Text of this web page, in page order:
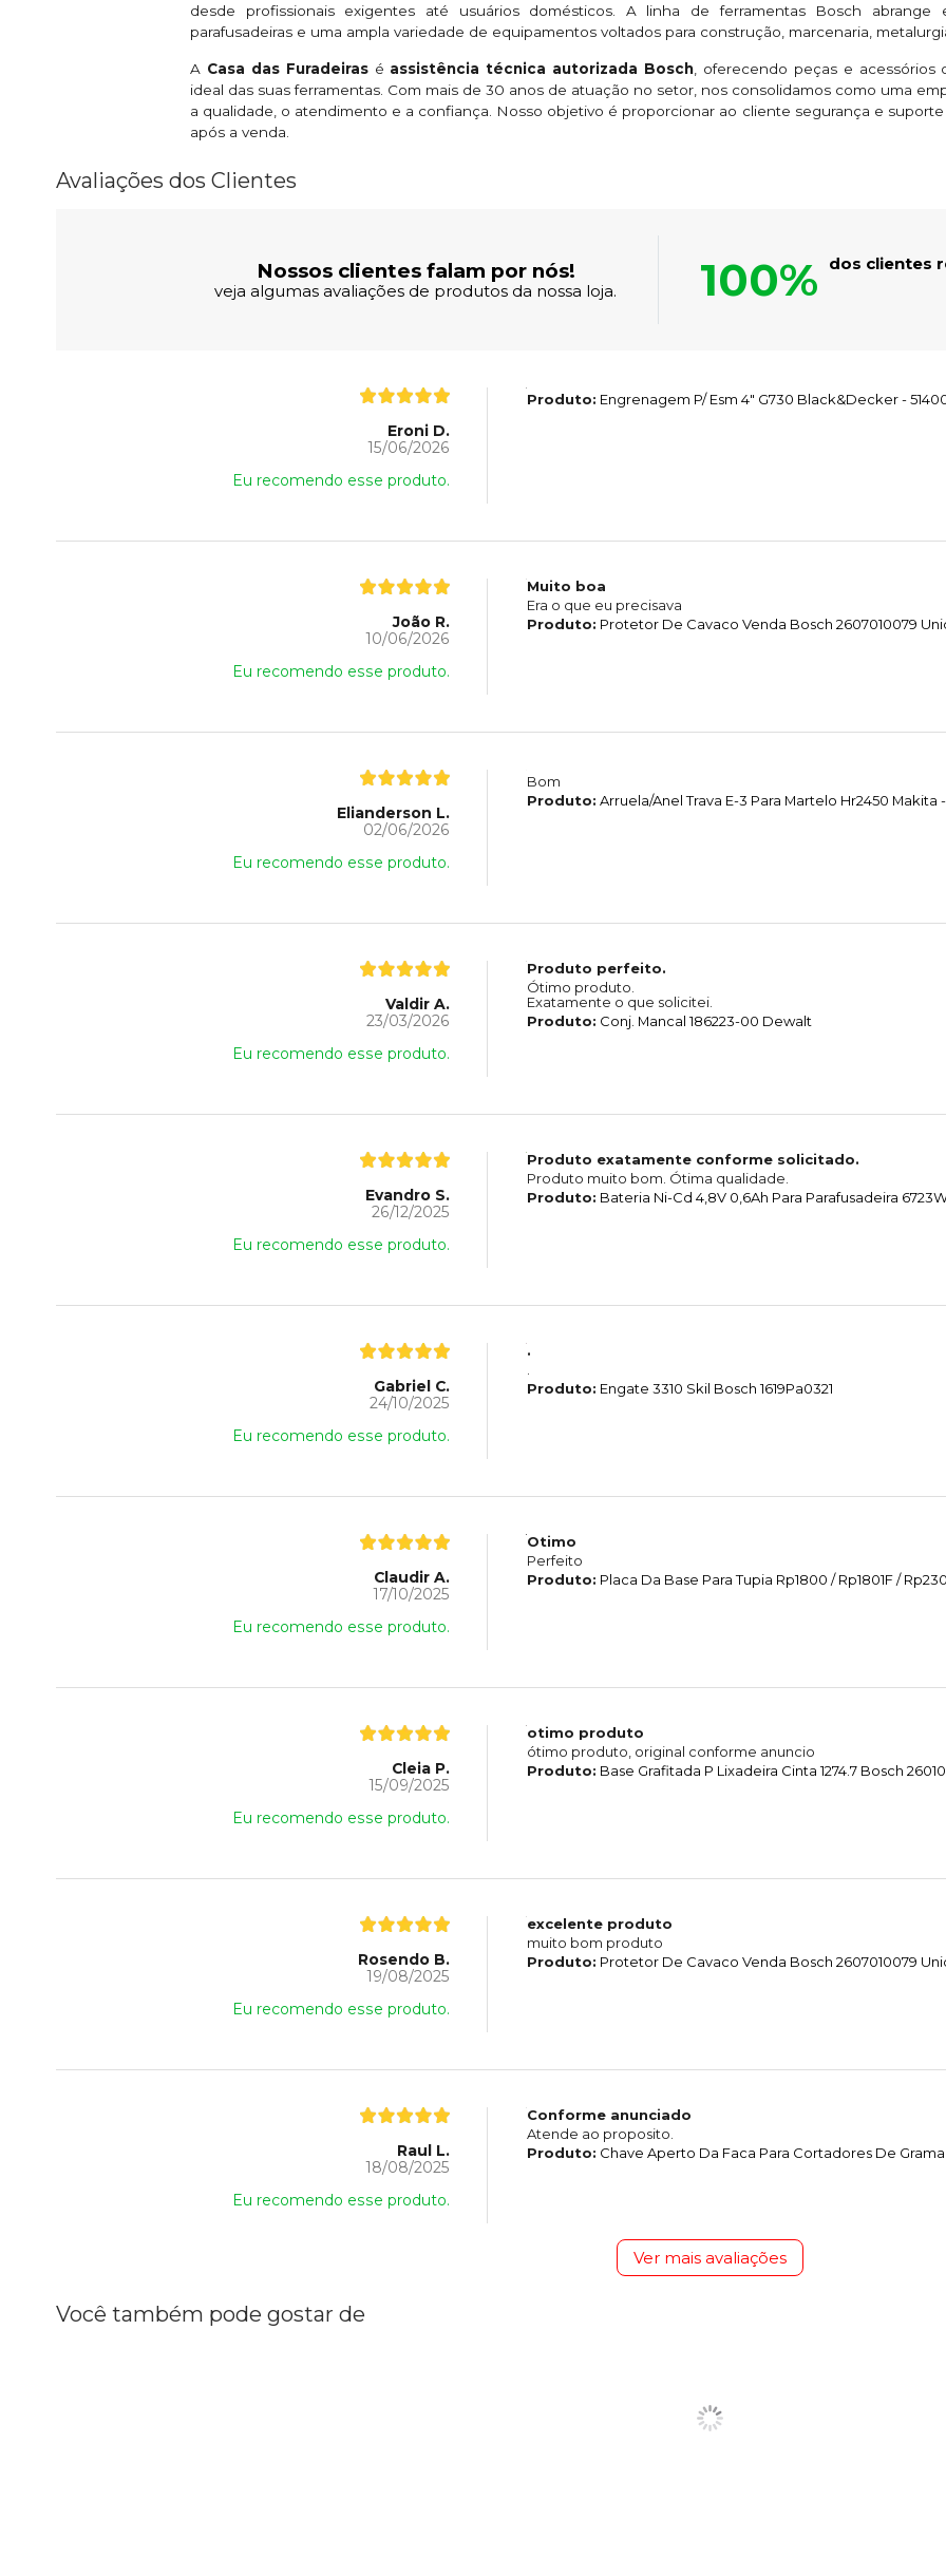
desde profissionais exigentes até usuários domésticos. A linha de ferramentas Bosch abrange
parafusadeiras e uma ampla variedade de equipamentos voltados para construção, marcenaria,
A Casa das Furadeirasé assistência técnica autorizada Bosch , oferecendo peças e
ideal das suas ferramentas. Com mais de 30 anos de atuação no setor, nos consolidamos como uma
a qualidade, o atendimento e a confiança. Nosso objetivo é proporcionar ao cliente segurança e
após a venda.
Avaliações dos Clientes
Nossos clientes falam por nós!
veja algumas avaliações de produtos da nossa loja. 100% dos clientes
Eroni D.
15/06/2026
Eu recomendo esse produto.
Produto: Engrenagem P/ Esm 4" G730 Black&Decker -
João R.
10/06/2026
Eu recomendo esse produto.
Muito boa
Era o que eu precisava
Produto: Protetor De Cavaco Venda Bosch 2607010079
Elianderson L.
02/06/2026
Eu recomendo esse produto.
Bom
Produto: Arruela/Anel Trava E-3 Para Martelo Hr2450 Makita -
Valdir A.
23/03/2026
Eu recomendo esse produto.
Produto perfeito.
Ótimo produto.
Exatamente o que solicitei.
Produto: Conj. Mancal 186223-00 Dewalt
Evandro S.
26/12/2025
Eu recomendo esse produto.
Produto exatamente conforme solicitado.
Produto muito bom. Ótima qualidade.
Produto: Bateria Ni-Cd 4,8V 0,6Ah Para Parafusadeira
Gabriel C.
24/10/2025
Eu recomendo esse produto.
.
Produto: Engate 3310 Skil Bosch 1619Pa0321
Claudir A.
17/10/2025
Eu recomendo esse produto.
Otimo
Perfeito
Produto: Placa Da Base Para Tupia Rp1800 / Rp1801F /
Cleia P.
15/09/2025
Eu recomendo esse produto.
otimo produto
ótimo produto, original conforme anuncio
Produto: Base Grafitada P Lixadeira Cinta 1274.7 Bosch
Rosendo B.
19/08/2025
Eu recomendo esse produto.
excelente produto
muito bom produto
Produto: Protetor De Cavaco Venda Bosch 2607010079
Raul L.
18/08/2025
Eu recomendo esse produto.
Conforme anunciado
Atende ao proposito.
Produto: Chave Aperto Da Faca Para Cortadores De Grama
Ver mais avaliações
Você também pode gostar de